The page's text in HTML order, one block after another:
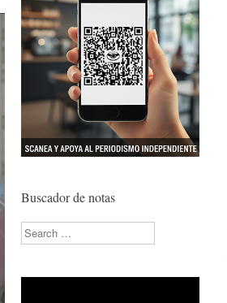
Buscador de notas
Search